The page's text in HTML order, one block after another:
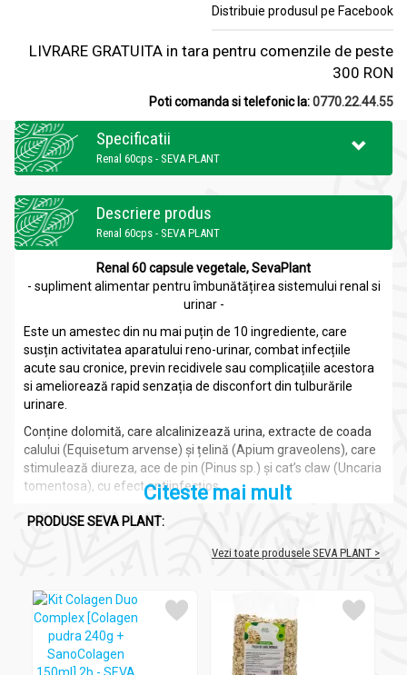
Distribuie produsul pe Facebook
LIVRARE GRATUITA in tara pentru comenzile de peste
300 RON
Poti comanda si telefonic la:0770.22.44.55
Specificatii
Renal 60cps - SEVA PLANT
Descriere produs
Renal 60cps - SEVA PLANT
Renal 60 capsule vegetale, SevaPlant
- supliment alimentar pentru îmbunătățirea sistemului renal si
urinar -
Este un amestec din nu mai puțin de 10 ingrediente, care
susțin activitatea aparatului reno-urinar, combat infecțiile
acute sau cronice, previn recidivele sau complicațiile acestora
si ameliorează rapid senzația de disconfort din tulburările
urinare.
Conține dolomită, care alcalinizează urina, extracte de coada
calului (Equisetum arvense) și țelină (Apium graveolens), care
stimulează diureza, ace de pin (Pinus sp.) și cat’s claw (Uncaria
tomentosa), cu efect antiinfecțios.
Mai conține albastru de metilen si extract din frunze de coacăz
reducerea riscului de contaminare bacteriana a cailor urinare.
Compozitie
Renal 60cps - SEVA PLANT
Dolomită cu granulație de max. 250 µ: 110mg;
Citeste mai mult
PRODUSE SEVA PLANT:
Vezi toate produsele SEVA PLANT >